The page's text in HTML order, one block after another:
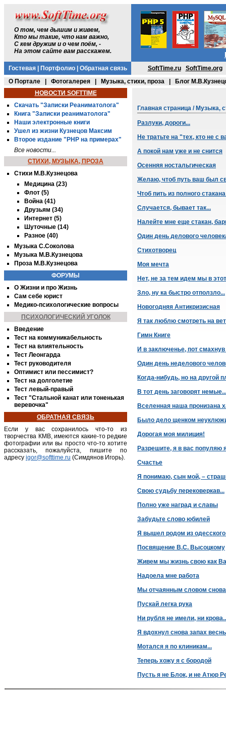
О том, чем дышим и живем,
Кто мы такие, что нам важно,
С кем дружим и о чем поём, -
На этом сайте вам расскажем.
Гостевая| Портфолио| Обратная связь SoftTime.ru
SoftTime.org
О Портале
Фотогалерея Музыка, стихи, проза
Блог
НОВОСТИ SOFTTIME
Скачать "Записки Реаниматолога"
Книга "Записки реаниматолога"
Наши электронные книги
Ушел из жизни Кузнецов Максим
Второе издание "PHP на примерах"
Все новости...
СТИХИ, МУЗЫКА, ПРОЗА
Стихи М.В.Кузнецова
Медицина (23)
Флот (5)
Война (41)
Друзьям (34)
Интернет (5)
Шуточные (14)
Разное (40)
Музыка С.Соколова
Музыка М.В.Кузнецова
Проза М.В.Кузнецова
ФОРУМЫ
О Жизни и про Жизнь
Сам себе юрист
Медико-психологические вопросы
ПСИХОЛОГИЧЕСКИЙ УГОЛОК
Введение
Тест на коммуникабельность
Тест на влиятельность
Тест Леонгарда
Тест руководителя
Оптимист или пессимист?
Тест на долголетие
Тест левый-правый
Тест "Стальной канат или тоненькая
веревочка"
ОБРАТНАЯ СВЯЗЬ
Если у вас сохранилось что-то из
творчества КМВ, имеются какие-то редкие
фотографии или вы просто что-то хотите
рассказать, пожалуйста, пишите по
адресу igor@softtime.ru (Симдянов Игорь).
Главная страница / Музыка,
Разлуки, дороги...
Не тратьте на "тех, кто не
А покой нам уже и не снится
Осенняя ностальгическая
Желаю, чтоб путь ваш был
Чтоб пить из полного
Случается, бывает так...
Налейте мне еще стакан,
Один день делового
Стихотворец
Моя мечта
Нет, не за тем идем мы в
Зло, ну ка быстро отползло...
Новогодняя Антикризисная
Я так люблю смотреть на
Гимн Книге
И в заключенье, пот
Один день неделового
Когда-нибудь, но на другой
В тот день заговорят немые...
Вселенная наша пронизана
Было дело щенком
Дорогая моя милиция!
Разрешите, я в вас популяю
Счастье
Я понимаю, сын мой, –
Свою судьбу перековеркав...
Полно уже наград и славы
Забудьте слово юбилей
Я вышел родом из
Посвящение В.С. Высоцкому
Живем мы жизнь свою как
Надоела мне работа
Мы отчаянным словом
Пускай легка рука
Ни рубля не имели, ни
Я вдохнул снова запах
Мотался я по клиникам...
Теперь хожу я с бородой
Пусть я не Блок, и не Атюр